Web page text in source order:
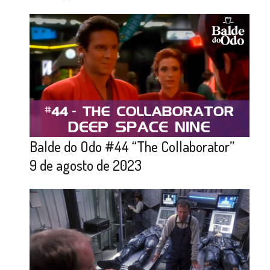
Balde do Odo #44 “The Collaborator”
9 de agosto de 2023